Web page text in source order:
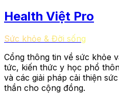
Health Việt Pro
Sức khỏe & Đời sống
Cổng thông tin về sức khỏe
tức, kiến thức y học phổ
và các giải pháp cải thiện
thần cho cộng đồng.